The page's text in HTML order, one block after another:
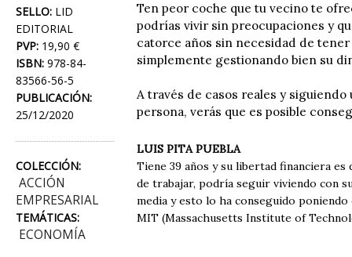
SELLO: LID
EDITORIAL
PVP: 19,90 €
ISBN: 978-84-
83566-56-5
PUBLICACIÓN:
25/12/2020
COLECCIÓN:
ACCIÓN
EMPRESARIAL
TEMÁTICAS:
ECONOMÍA
Ten peor coche que tu vecino te
podrías vivir sin preocupaciones y
catorce años sin necesidad de
simplemente gestionando bien su
A través de casos reales y
persona, verás que es posible
LUIS PITA PUEBLA
Tiene 39 años y su libertad financiera es
de trabajar, podría seguir viviendo con
media y esto lo ha conseguido
MIT (Massachusetts Institute of